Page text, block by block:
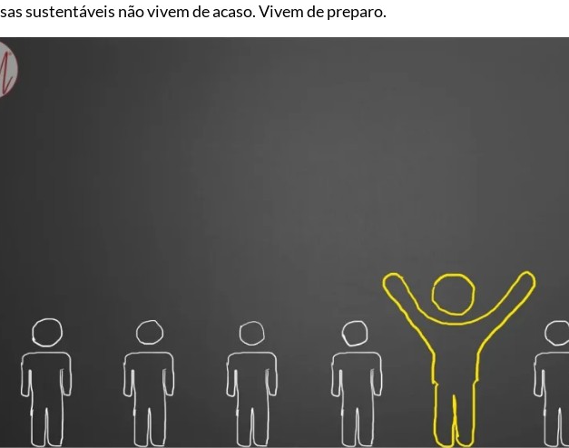
sustentáveis não vivem de acaso. Vivem de preparo.